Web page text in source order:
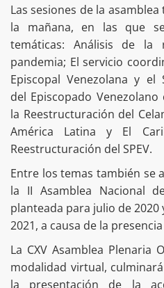
Las sesiones de la
la mañana, en las que
temáticas: Análisis de la
pandemia; El servicio
Episcopal Venezolana y el
del Episcopado
la Reestructuración del
América Latina y El
Reestructuración del SPEV.
Entre los temas también se
la II Asamblea Nacional
planteada para julio de
2021, a causa de la
La CXV Asamblea Plenaria
modalidad virtual,
la presentación de la